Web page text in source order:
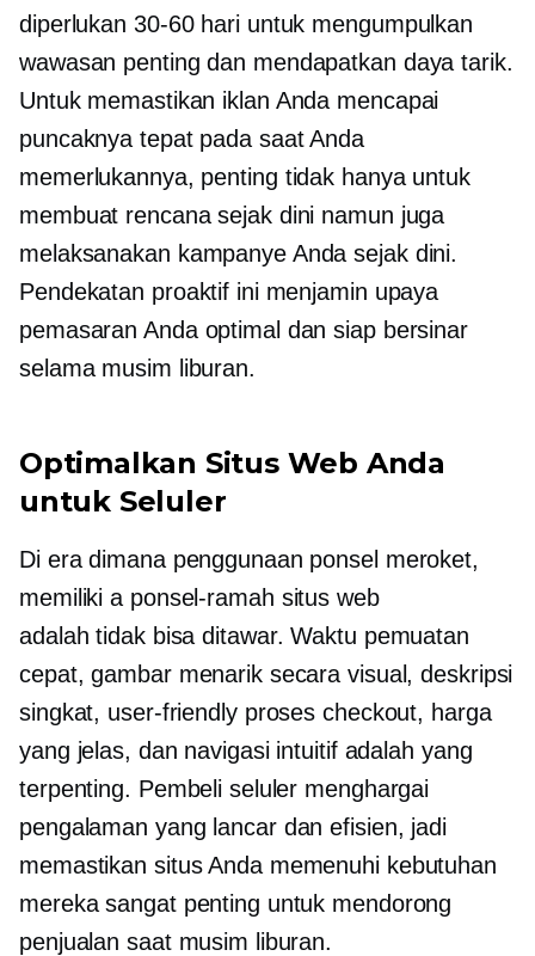
diperlukan 30-60hari untuk mengumpulkan
wawasan penting dan mendapatkan daya tarik.
Untuk memastikan iklan Anda mencapai
puncaknya tepat pada saat Anda
memerlukannya, penting tidak hanya untuk
membuat rencana sejak dini namun juga
melaksanakan kampanye Anda sejak dini.
Pendekatan proaktif ini menjamin upaya
pemasaran Anda optimal dan siap bersinar
selama musim liburan.
Optimalkan Situs Web Anda
untuk Seluler
Di era dimana penggunaan ponsel meroket,
memiliki a ponsel-ramah situs web
adalahtidak bisa ditawar. Waktu pemuatan
cepat, gambar menarik secara visual, deskripsi
singkat, user-friendlyproses checkout, harga
yang jelas, dan navigasi intuitif adalah yang
terpenting. Pembeli seluler menghargai
pengalaman yang lancar dan efisien, jadi
memastikan situs Anda memenuhi kebutuhan
mereka sangat penting untuk mendorong
penjualan saat musim liburan.